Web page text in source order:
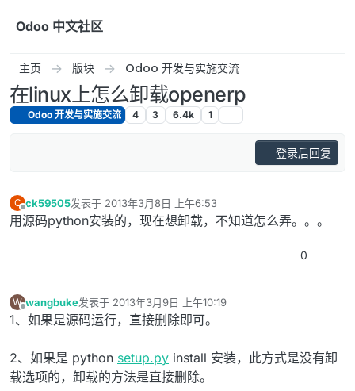
Odoo 中文社区
主页 版块 Odoo 开发与实施交流
在linux上怎么卸载openerp
Odoo 开发与实施交流 4 3 6.4k 1
登录后回复
C
离线
ck59505发表于 2013年3月8日 上午6:53
最后由 编辑
用源码python安装的，现在想卸载，不知道怎么弄。。。
0
W
离线
wangbuke发表于 2013年3月9日 上午10:19
最后由 编辑
1、如果是源码运行，直接删除即可。
2、如果是 python setup.py install 安装，此方式是没有卸
载选项的，卸载的方法是直接删除。